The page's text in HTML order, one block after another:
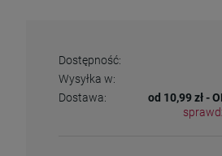
Dostępność:
Wysyłka w:
Dostawa:
od 10,99 zł-
Cena nie zawiera ewentualnych